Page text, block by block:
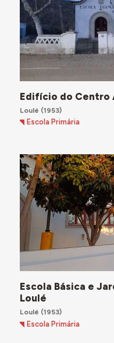
Edifício do Centro
Loulé (1953)
Escola Primária
Escola Básica e
Loulé
Loulé (1953)
Escola Primária